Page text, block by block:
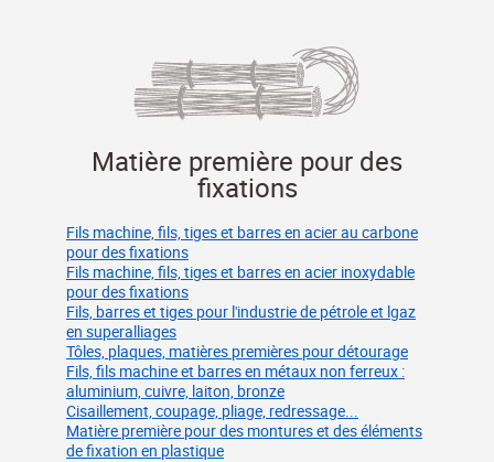
Matière première pour des
fixations
Fils machine, fils, tiges et barres en acier au carbone
pour des fixations
Fils machine, fils, tiges et barres en acier inoxydable
pour des fixations
Fils, barres et tiges pour l'industrie de pétrole et lgaz
en superalliages
Tôles, plaques, matières premières pour détourage
Fils, fils machine et barres en métaux non ferreux :
aluminium, cuivre, laiton, bronze
Cisaillement, coupage, pliage, redressage...
Matière première pour des montures et des éléments
de fixation en plastique